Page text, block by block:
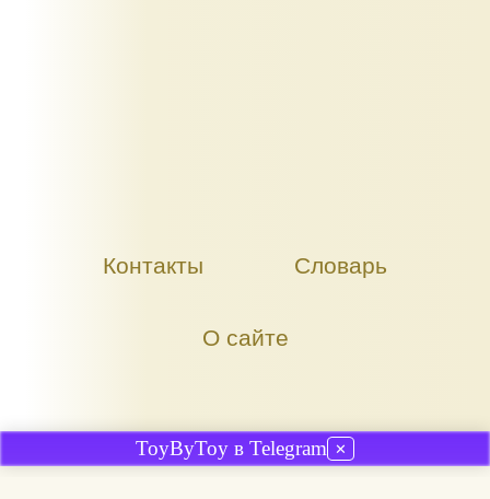
Контакты Словарь
О сайте
ToyByToy в Telegram ✕